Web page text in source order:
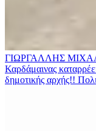
ΓΙΩΡΓΑΛΛΗΣ
Καρδάμαινας
δημοτικής αρχής!!